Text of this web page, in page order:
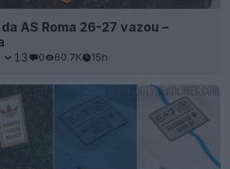
AS Roma 26-27 vazou –
13 0 60.7K 15h